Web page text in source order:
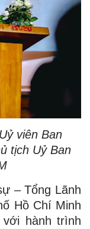
viên Ban
tịch Uỷ Ban
– Tổng Lãnh
Hồ Chí Minh
hành trình